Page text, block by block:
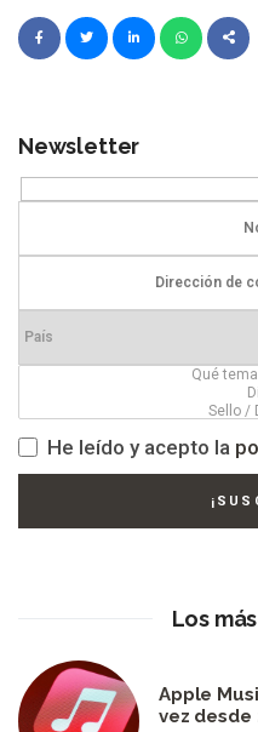
Newsletter
He leído y acepto la
Los
Apple
vez desde